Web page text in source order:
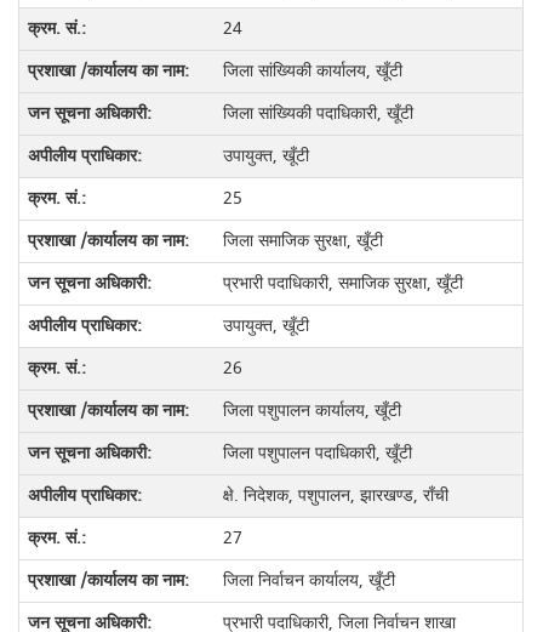
24
जिला सांख्यिकी कार्यालय, खूँटी
जिला सांख्यिकी पदाधिकारी, खूँटी
उपायुक्त, खूँटी
25
जिला समाजिक सुरक्षा, खूँटी
प्रभारी पदाधिकारी, समाजिक सुरक्षा, खूँटी
उपायुक्त, खूँटी
26
जिला पशुपालन कार्यालय, खूँटी
जिला पशुपालन पदाधिकारी, खूँटी
क्षे. निदेशक, पशुपालन, झारखण्ड, राँची
27
जिला निर्वाचन कार्यालय, खूँटी
प्रभारी पदाधिकारी, जिला निर्वाचन शाखा